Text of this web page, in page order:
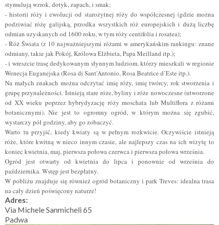
stymulują wzrok, dotyk, zapach, i smak;
- historii róży i ewolucji od starożytnej róży do współczesnej (gdzie można
podziwiać różę galijską, przodka wszystkich róż europejskich i dużą liczbę
odmian uzyskanych od 1600 roku, w tym róży centifolia i rosatea);
- Róż Świata (z 10 najważniejszymi różami w amerykańskim rankingu: znane
odmiany, takie jak Pokój, Królowa Elżbieta, Papa Meilland itp.);
- i wreszcie trasę dedykowanym słynnym ludziom, którzy mieszkali w regionie
Wenecja Euganejska (Rosa di Sant'Antonio, Rosa Beatrice d’Este itp.).
Na małych znakach można odczytać imię róży, imię twórcy, rok stworzenia i
grupę przynależności. Istnieją stare róże, byliny i róże nowoczesne (utworzone
od XX wieku poprzez hybrydyzację róży moschata lub Multiflora z różami
botanicznymi). Nie jest to ogromny ogród, w którym można się zgubić,
wystarczy pół godziny, aby go zobaczyć.
Warto tu przyjść, kiedy kwiaty są w pełnym rozkwicie. Oczywiście istnieją
róże, które kwitną w nieco innym czasie, ale najlepszy czas na ich wizytę to
koniec kwietnia, maj, pierwsza połowa czerwca i pierwsza połowa września.
Ogród jest otwarty od kwietnia do lipca i ponownie od września do
października. Wstęp jest bezpłatny.
W pobliżu znajduje się również ogród botaniczny i park Treves: idealna trasa
na cały dzień poświęcony naturze!
Adres:
Via Michele Sanmicheli 65
Padwa